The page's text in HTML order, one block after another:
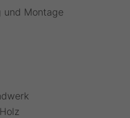
und Montage